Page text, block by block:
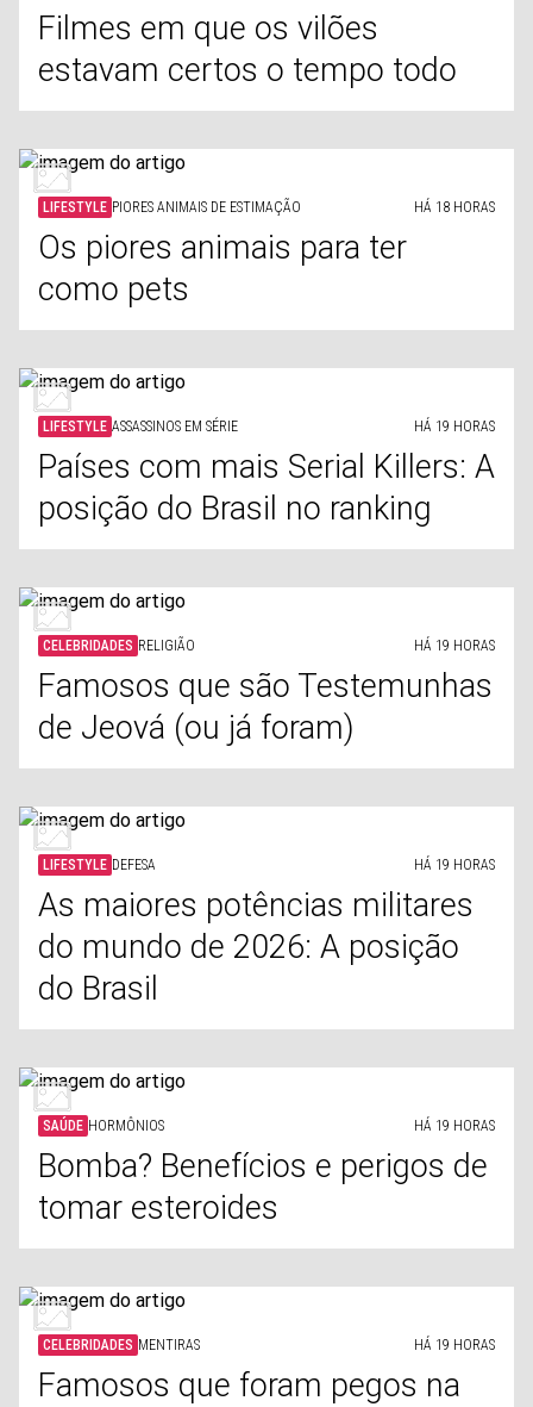
Filmes em que os vilões
estavam certos o tempo todo
LIFESTYLE PIORES ANIMAIS DE ESTIMAÇÃO HÁ 18 HORAS
Os piores animais para ter
como pets
LIFESTYLE ASSASSINOS EM SÉRIE HÁ 19 HORAS
Países com mais Serial Killers: A
posição do Brasil no ranking
CELEBRIDADES RELIGIÃO HÁ 19 HORAS
Famosos que são Testemunhas
de Jeová (ou já foram)
LIFESTYLE DEFESA HÁ 19 HORAS
As maiores potências militares
do mundo de 2026: A posição
do Brasil
SAÚDE HORMÔNIOS HÁ 19 HORAS
Bomba? Benefícios e perigos de
tomar esteroides
CELEBRIDADES MENTIRAS HÁ 19 HORAS
Famosos que foram pegos na